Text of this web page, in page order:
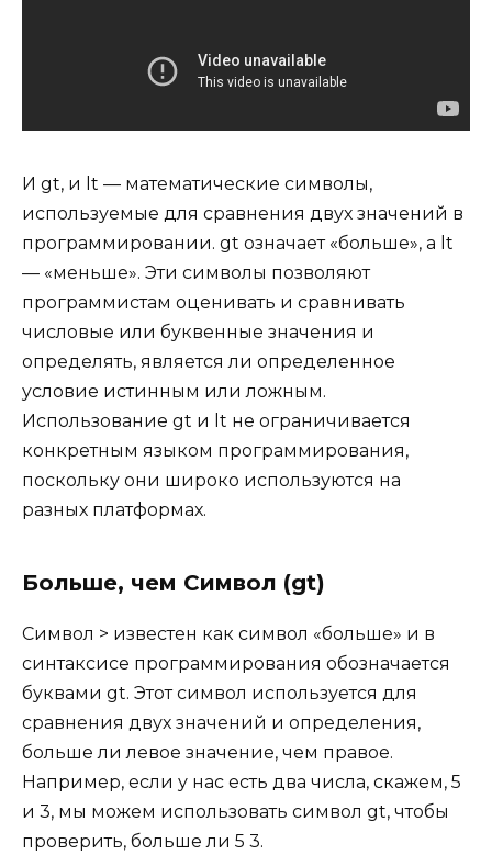
И gt, и lt — математические символы,
используемые для сравнения двух значений в
программировании. gt означает «больше», а lt
— «меньше». Эти символы позволяют
программистам оценивать и сравнивать
числовые или буквенные значения и
определять, является ли определенное
условие истинным или ложным.
Использование gt и lt не ограничивается
конкретным языком программирования,
поскольку они широко используются на
разных платформах.
Больше, чем Символ (gt)
Символ > известен как символ «больше» и в
синтаксисе программирования обозначается
буквами gt. Этот символ используется для
сравнения двух значений и определения,
больше ли левое значение, чем правое.
Например, если у нас есть два числа, скажем, 5
и 3, мы можем использовать символ gt, чтобы
проверить, больше ли 5 ​​3.